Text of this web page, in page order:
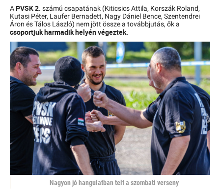
APVSK 2. számú csapatának (Kiticsics Attila, Korszák Roland,
Kutasi Péter, Laufer Bernadett, Nagy Dániel Bence, Szentendrei
Áron és Tálos László) nem jött össze a továbbjutás, ők a
csoportjuk harmadik helyén végeztek.
Nagyon jó hangulatban telt a szombati verseny